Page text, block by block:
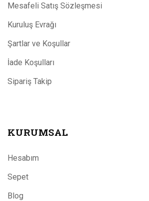
Mesafeli Satış Sözleşmesi
Kuruluş Evrağı
Şartlar ve Koşullar
İade Koşulları
Sipariş Takip
KURUMSAL
Hesabım
Sepet
Blog